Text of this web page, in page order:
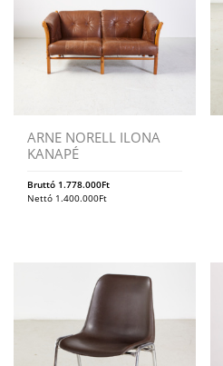
ARNE NORELL ILONA
KANAPÉ
Bruttó 1.778.000Ft
Nettó 1.400.000Ft